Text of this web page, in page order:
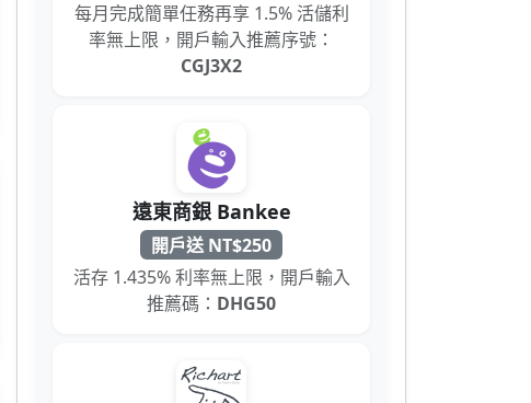
每月完成簡單任務再享 1.5% 活儲利
率無上限，開戶輸入推薦序號：
CGJ3X2
遠東商銀 Bankee
開戶送 NT$250
活存 1.435% 利率無上限，開戶輸入
推薦碼： DHG50